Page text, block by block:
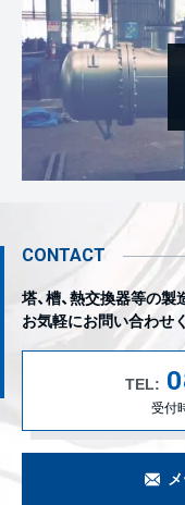
CONTACT
塔、槽、熱交換器等の製
お気軽にお問い合わせ
TEL:
受付